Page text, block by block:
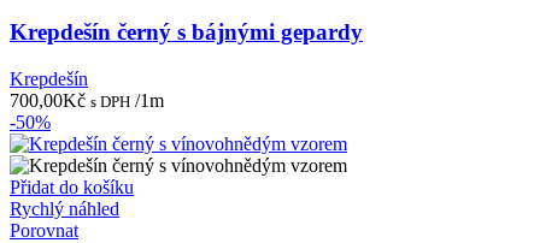
Krepdešín černý s bájnými gepardy
Krepdešín
700,00Kč s DPH /1m
-50%
Přidat do košíku
Rychlý náhled
Porovnat